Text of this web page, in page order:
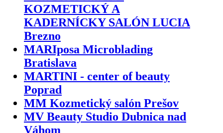
KOZMETICKÝ A
KADERNÍCKY SALÓN LUCIA
Brezno
MARIposa Microblading
Bratislava
MARTINI - center of beauty
Poprad
MM Kozmetický salón Prešov
MV Beauty Studio Dubnica nad
Váhom